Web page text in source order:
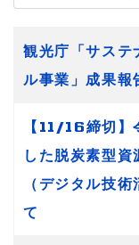
タイトル
観光庁「サステ
ル事業」成果報
【11/16締切】
した脱炭素型
（デジタル技
て